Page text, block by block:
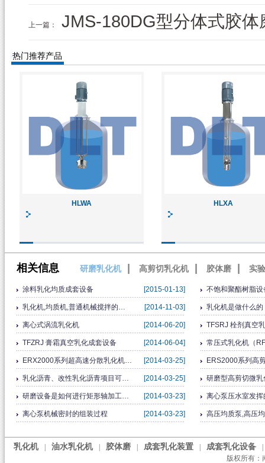
上一篇： JMS-180DG型分体式胶体
热门推荐产品
HLWA HLXA
相关信息 研磨乳化机 高剪切乳化机 胶体磨 实
[2015-01-13]
涂料乳化均质成套设备 不饱和聚酯树脂设
[2014-11-03]
乳化机,均质机,普通机械搅拌的… 乳化机是做什么的
[2014-06-20]
离心式涡流乳化机 TFSRJ 栓剂真空
[2014-06-04]
TFZRJ 膏霜真空乳化成套设备 常压式乳化机（
[2014-03-25]
ERX2000系列超高速分散乳化机… ERS2000系列高
[2014-03-25]
乳化沥青、改性乳化沥青项目可… 研磨型高剪切微
[2014-03-23]
研磨设备是如何进行矩形轴加工… 离心泵压水室发
[2014-03-23]
离心泵机械密封的组装过程 高压均质泵,高压
乳化机 油水乳化机 胶体磨 成套乳化装置 成套乳化设备
版权所有：